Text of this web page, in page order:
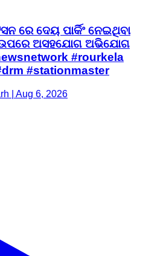
ରେ ଦେୟ ପାର୍କିଂ ନେଇଥିବା
ଉପରେ ଅସହଯୋଗ ଅଭିଯୋଗ
#rourkela
#stationmaster
| Aug 6, 2026